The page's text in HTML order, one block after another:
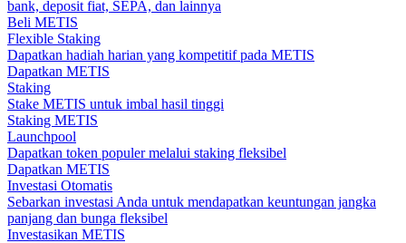
Pelajari cara untuk tetap menghasilkan keuntungan
Menghasilkan
bank, deposit fiat, SEPA, dan lainnya
Beli METIS
Flexible Staking
Dapatkan hadiah harian yang kompetitif pada METIS
Dapatkan METIS
Staking
Stake METIS untuk imbal hasil tinggi
Staking METIS
Launchpool
Dapatkan token populer melalui staking fleksibel
Dapatkan METIS
Investasi Otomatis
Sebarkan investasi Anda untuk mendapatkan keuntungan jangka
panjang dan bunga fleksibel
Investasikan METIS